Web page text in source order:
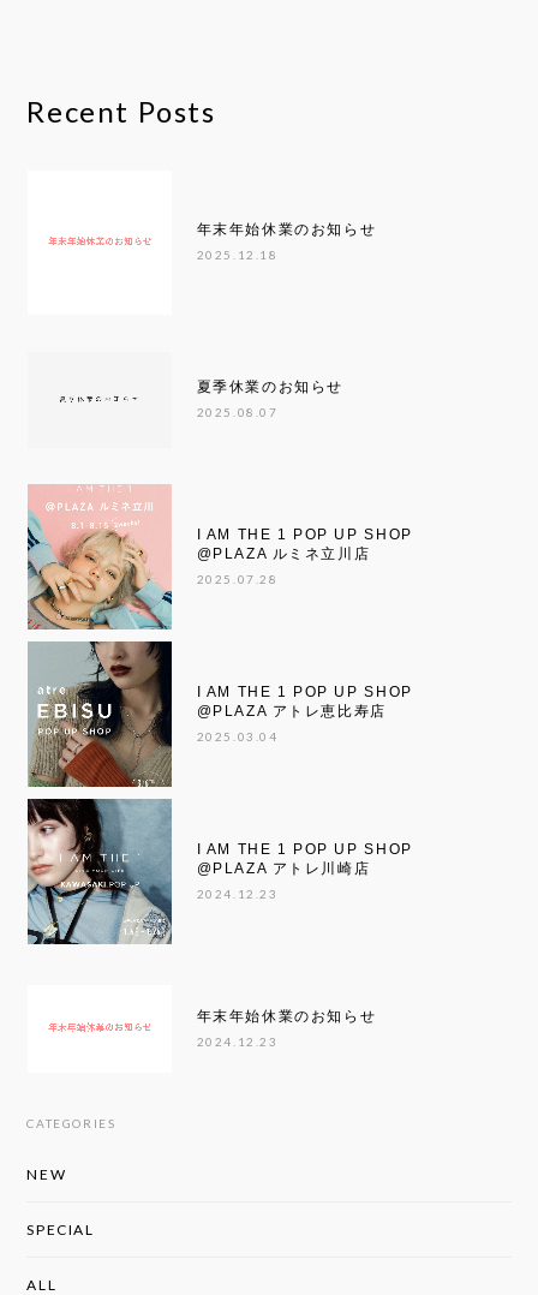
Recent Posts
年末年始休業のお知らせ
2025.12.18
夏季休業のお知らせ
2025.08.07
I AM THE 1 POP UP SHOP
@PLAZA ルミネ立川店
2025.07.28
I AM THE 1 POP UP SHOP
@PLAZA アトレ恵比寿店
2025.03.04
I AM THE 1 POP UP SHOP
@PLAZA アトレ川崎店
2024.12.23
年末年始休業のお知らせ
2024.12.23
CATEGORIES
NEW
SPECIAL
ALL